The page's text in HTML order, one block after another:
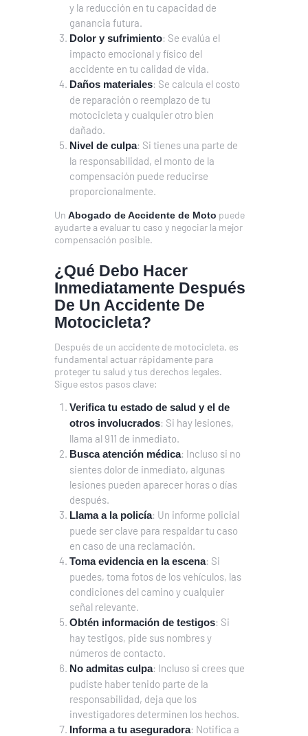
y la reducción en tu capacidad de
ganancia futura.
Dolor y sufrimiento: Se evalúa el
impacto emocional y físico del
accidente en tu calidad de vida.
Daños materiales: Se calcula el costo
de reparación o reemplazo de tu
motocicleta y cualquier otro bien
dañado.
Nivel de culpa: Si tienes una parte de
la responsabilidad, el monto de la
compensación puede reducirse
proporcionalmente.
Un Abogado de Accidente de Moto puede
ayudarte a evaluar tu caso y negociar la mejor
compensación posible.
¿Qué Debo Hacer
Inmediatamente Después
De Un Accidente De
Motocicleta?
Después de un accidente de motocicleta, es
fundamental actuar rápidamente para
proteger tu salud y tus derechos legales.
Sigue estos pasos clave:
Verifica tu estado de salud y el de
otros involucrados: Si hay lesiones,
llama al 911 de inmediato.
Busca atención médica: Incluso si no
sientes dolor de inmediato, algunas
lesiones pueden aparecer horas o días
después.
Llama a la policía: Un informe policial
puede ser clave para respaldar tu caso
en caso de una reclamación.
Toma evidencia en la escena: Si
puedes, toma fotos de los vehículos, las
condiciones del camino y cualquier
señal relevante.
Obtén información de testigos: Si
hay testigos, pide sus nombres y
números de contacto.
No admitas culpa: Incluso si crees que
pudiste haber tenido parte de la
responsabilidad, deja que los
investigadores determinen los hechos.
Informa a tu aseguradora: Notifica a